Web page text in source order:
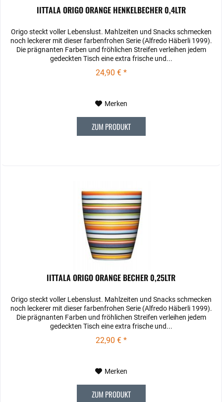
IITTALA ORIGO ORANGE HENKELBECHER 0,4LTR
Origo steckt voller Lebenslust. Mahlzeiten und Snacks schmecken
noch leckerer mit dieser farbenfrohen Serie (Alfredo Häberli 1999).
Die prägnanten Farben und fröhlichen Streifen verleihen jedem
gedeckten Tisch eine extra frische und...
24,90 € *
Merken
ZUM PRODUKT
IITTALA ORIGO ORANGE BECHER 0,25LTR
Origo steckt voller Lebenslust. Mahlzeiten und Snacks schmecken
noch leckerer mit dieser farbenfrohen Serie (Alfredo Häberli 1999).
Die prägnanten Farben und fröhlichen Streifen verleihen jedem
gedeckten Tisch eine extra frische und...
22,90 € *
Merken
ZUM PRODUKT